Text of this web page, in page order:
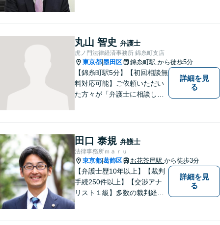
借金・債務整理／相続などの
幅広い分野に対応可能。お気
軽にご相談ください。
丸山 智史 弁護士
虎ノ門法律経済事務所 錦糸町支店
東京都 墨田区 錦糸町駅 から徒歩5分
【錦糸町駅5分】【初回相談無
料対応可能】ご依頼いただい
た方々が「弁護士に相談して
合います。お金にまつわるト
ラブルや終活に関するお悩み
もお気軽にご相談ください。
詳細を見
る
田口 泰規 弁護士
法律事務所ｍａｒｕ
東京都 葛飾区 お花茶屋駅 から徒歩3分
【弁護士歴10年以上】【裁判
手続250件以上】【交渉アナ
リスト１級】多数の裁判経験
詳細を見
る